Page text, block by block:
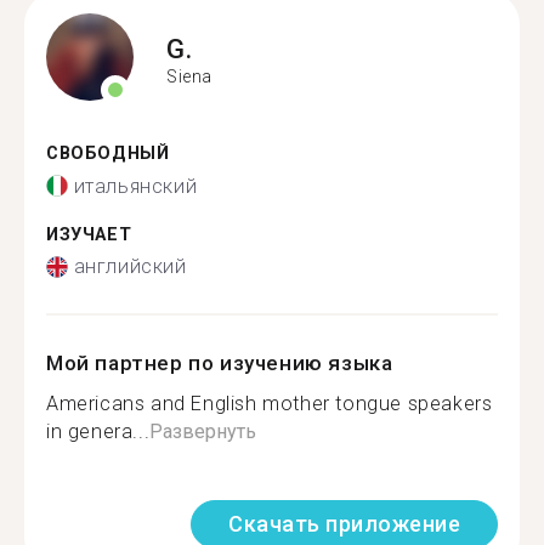
G.
Siena
СВОБОДНЫЙ
итальянский
ИЗУЧАЕТ
английский
Мой партнер по изучению языка
Americans and English mother tongue speakers
in genera...Развернуть
Скачать приложение